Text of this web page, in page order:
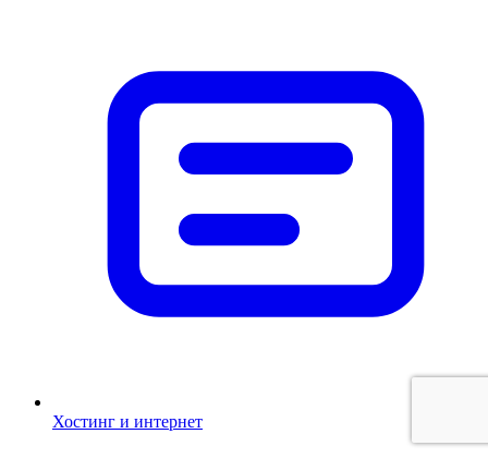
Хостинг и интернет